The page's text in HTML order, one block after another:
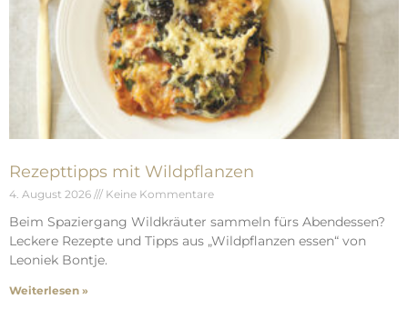
Rezepttipps mit Wildpflanzen
4. August 2026 Keine Kommentare
Beim Spaziergang Wildkräuter sammeln fürs Abendessen?
Leckere Rezepte und Tipps aus „Wildpflanzen essen“ von
Leoniek Bontje.
Weiterlesen »